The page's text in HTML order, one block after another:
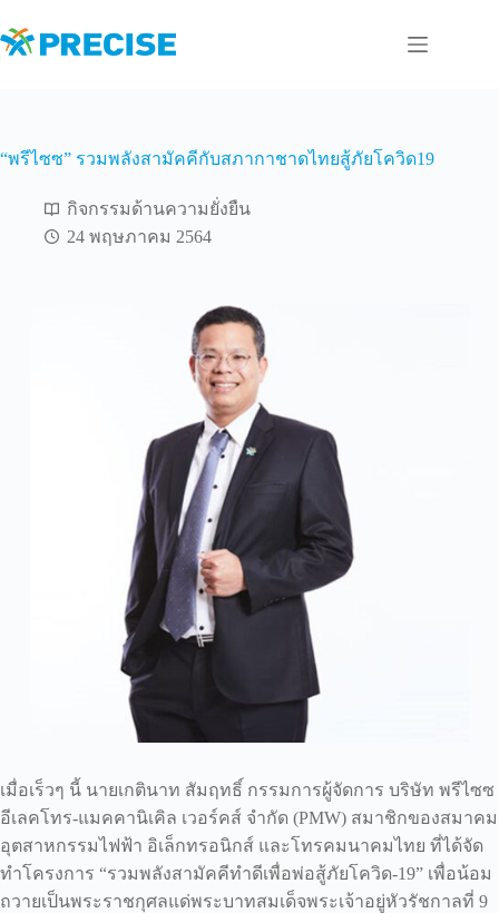
to
content
“พรีไซซ” รวมพลังสามัคคีกับสภากาชาดไทยสู้ภัยโควิด19
กิจกรรมด้านความยั่งยืน
24 พฤษภาคม 2564
เมื่อเร็วๆ นี้ นายเกตินาท สัมฤทธิ์ กรรมการผู้จัดการ บริษัท พรีไซซ
อีเลคโทร-แมคคานิเคิล เวอร์คส์ จำกัด (PMW) สมาชิกของสมาคม
อุตสาหกรรมไฟฟ้า อิเล็กทรอนิกส์ และโทรคมนาคมไทย ที่ได้จัด
ทำโครงการ “รวมพลังสามัคคีทำดีเพื่อพ่อสู้ภัยโควิด-19” เพื่อน้อม
ถวายเป็นพระราชกุศลแด่พระบาทสมเด็จพระเจ้าอยู่หัวรัชกาลที่ 9